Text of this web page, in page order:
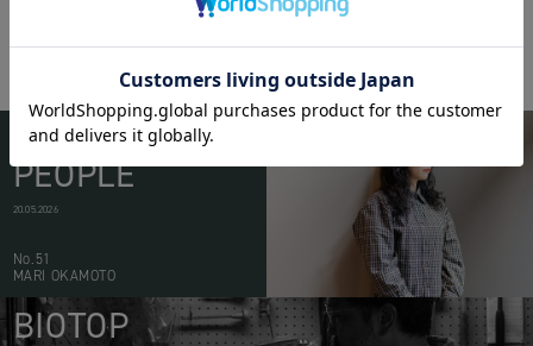
BIOTOP
PEOPLE
20.05.2026
No.51
MARI OKAMOTO
BIOTOP